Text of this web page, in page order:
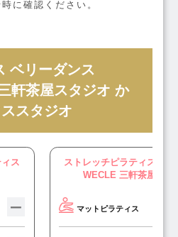
に確認ください。
ベリーダンス
軒茶屋スタジオ か
スタジオ
ス
ストレッチピラティス専門
WECLE 三軒茶屋店
マットピラティス